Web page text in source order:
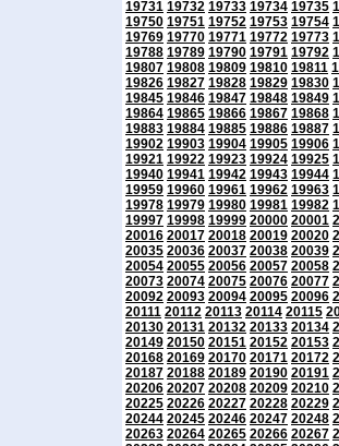
19731 19732 19733 19734 19735
19750 19751 19752 19753 19754
19769 19770 19771 19772 19773
19788 19789 19790 19791 19792
19807 19808 19809 19810 19811
19826 19827 19828 19829 19830
19845 19846 19847 19848 19849
19864 19865 19866 19867 19868
19883 19884 19885 19886 19887
19902 19903 19904 19905 19906
19921 19922 19923 19924 19925
19940 19941 19942 19943 19944
19959 19960 19961 19962 19963
19978 19979 19980 19981 19982
19997 19998 19999 20000 20001
20016 20017 20018 20019 20020
20035 20036 20037 20038 20039
20054 20055 20056 20057 20058
20073 20074 20075 20076 20077
20092 20093 20094 20095 20096
20111 20112 20113 20114 20115
20130 20131 20132 20133 20134
20149 20150 20151 20152 20153
20168 20169 20170 20171 20172
20187 20188 20189 20190 20191
20206 20207 20208 20209 20210
20225 20226 20227 20228 20229
20244 20245 20246 20247 20248
20263 20264 20265 20266 20267